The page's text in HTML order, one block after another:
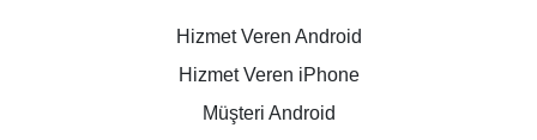
Hizmet Veren Android
Hizmet Veren iPhone
Müşteri Android